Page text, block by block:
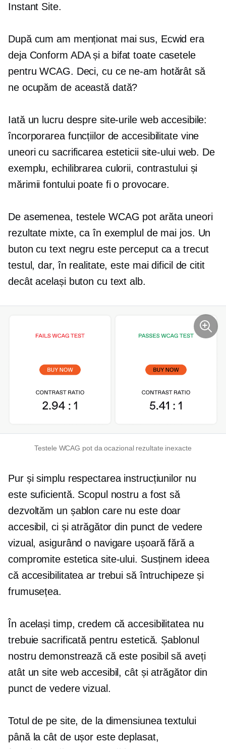
Instant Site.
După cum am menționat mai sus, Ecwid era
deja Conform ADAși a bifat toate casetele
pentru WCAG. Deci, cu ce ne-am hotărât să
ne ocupăm de această dată?
Iată un lucru despre site-urile web accesibile:
încorporarea funcțiilor de accesibilitate vine
uneori cu sacrificarea esteticii site-ului web. De
exemplu, echilibrarea culorii, contrastului și
mărimii fontului poate fi o provocare.
De asemenea, testele WCAG pot arăta uneori
rezultate mixte, ca în exemplul de mai jos. Un
buton cu text negru este perceput ca a trecut
testul, dar, în realitate, este mai dificil de citit
decât același buton cu text alb.
Testele WCAG pot da ocazional rezultate inexacte
Pur și simplu respectarea instrucțiunilor nu
este suficientă. Scopul nostru a fost să
dezvoltăm un șablon care nu este doar
accesibil, ci și atrăgător din punct de vedere
vizual, asigurând o navigare ușoară fără a
compromite estetica site-ului. Susținem ideea
că accesibilitatea ar trebui să întruchipeze și
frumusețea.
În același timp, credem că accesibilitatea nu
trebuie sacrificată pentru estetică. Șablonul
nostru demonstrează că este posibil să aveți
atât un site web accesibil, cât și atrăgător din
punct de vedere vizual.
Totul de pe site, de la dimensiunea textului
până la cât de ușor este deplasat,